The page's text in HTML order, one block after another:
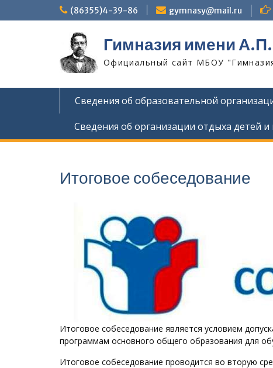
to
(86355)4-39-86 gymnasy@mail.ru
Гимназия имени
Официальный сайт МБОУ
Сведения об образовательной
Сведения об организации отдыха детей
Итоговое собеседование
Итоговое собеседование является условием
программам основного общего образования для
Итоговое собеседование проводится во вторую